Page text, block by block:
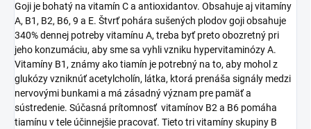
Goji je bohatý na vitamín C a antioxidantov. Obsahuje aj vitamíny
A, B1, B2, B6, 9 a E. Štvrť pohára sušených plodov goji obsahuje
340% dennej potreby vitamínu A, treba byť preto obozretný pri
jeho konzumáciu, aby sme sa vyhli vzniku hypervitaminózy A.
Vitamíny B1, známy ako tiamín je potrebný na to, aby mohol z
glukózy vzniknúť acetylcholín, látka, ktorá prenáša signály medzi
nervovými bunkami a má zásadný význam pre pamäť a
sústredenie. Súčasná prítomnosť vitamínov B2 a B6 pomáha
tiamínu v tele účinnejšie pracovať. Tieto tri vitamíny skupiny B